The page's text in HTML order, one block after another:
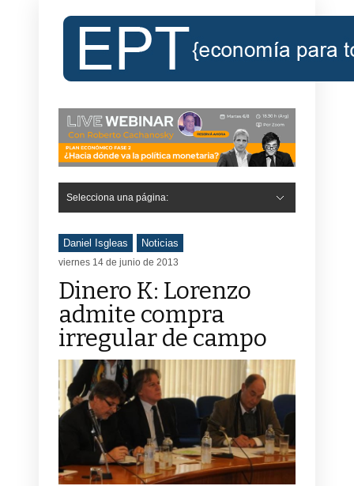
Selecciona una página:
Daniel Isgleas Noticias
viernes 14 de junio de 2013
Dinero K: Lorenzo
admite compra
irregular de campo